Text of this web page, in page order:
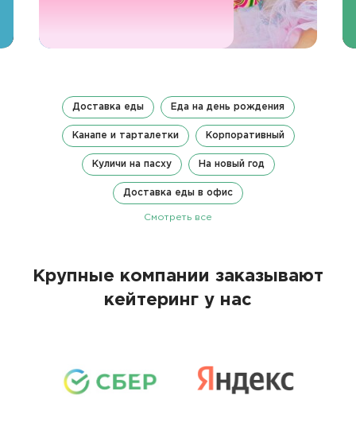
Доставка еды Еда на день рождения
Канапе и тарталетки Корпоративный
Куличи на пасху На новый год
Доставка еды в офис
Смотреть все
Крупные компании заказывают
кейтеринг у нас